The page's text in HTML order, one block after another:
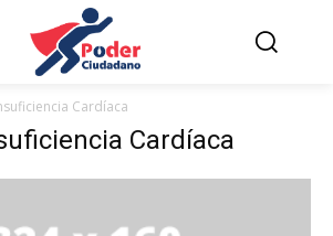
Cardíaca
Cardíaca